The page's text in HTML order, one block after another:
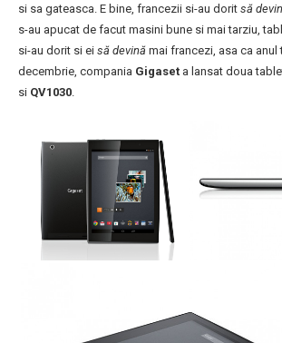
si sa gateasca. E bine, francezii si-au dorit să
s-au apucat de facut masini bune si mai tarziu,
si-au dorit si ei să devină mai francezi, asa ca anul
decembrie, compania Gigaset a lansat doua
si QV1030.